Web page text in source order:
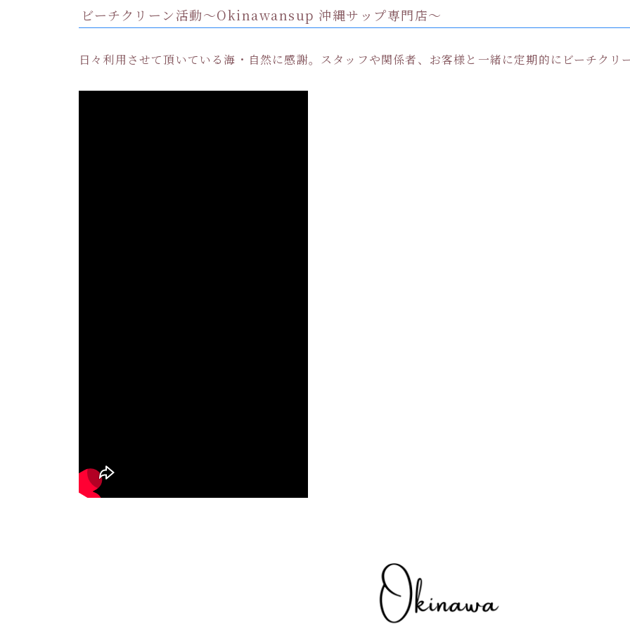
ビーチクリーン活動〜Okinawansup 沖縄サップ専門店〜
日々利用させて頂いている海・自然に感謝。スタッフや関係者、お客様と一緒に定期的にビーチクリ